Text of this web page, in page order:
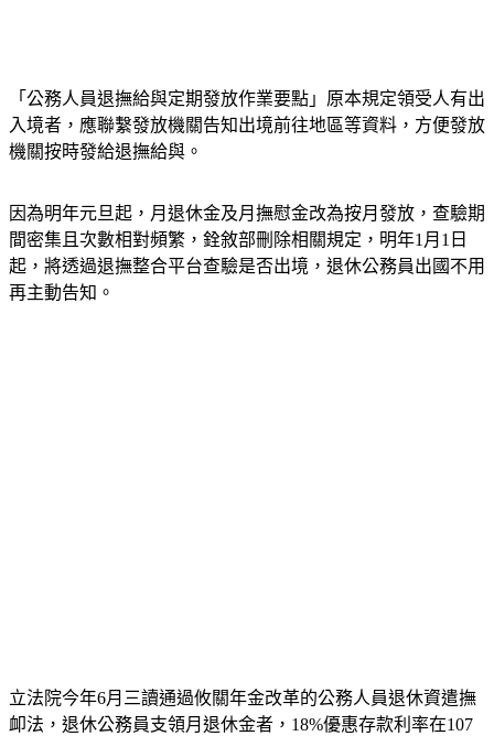
「公務人員退撫給與定期發放作業要點」原本規定領受人有出
入境者，應聯繫發放機關告知出境前往地區等資料，方便發放
機關按時發給退撫給與。
因為明年元旦起，月退休金及月撫慰金改為按月發放，查驗期
間密集且次數相對頻繁，銓敘部刪除相關規定，明年1月1日
起，將透過退撫整合平台查驗是否出境，退休公務員出國不用
再主動告知。
立法院今年6月三讀通過攸關年金改革的公務人員退休資遣撫
卹法，退休公務員支領月退休金者，18%優惠存款利率在107